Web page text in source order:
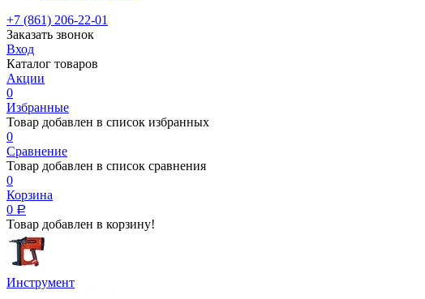
+7 (861) 206-22-01
Заказать звонок
Вход
Каталог товаров
Акции
0
Избранные
Товар добавлен в список избранных
0
Сравнение
Товар добавлен в список сравнения
0
Корзина
0 Р
Товар добавлен в корзину!
Инструмент